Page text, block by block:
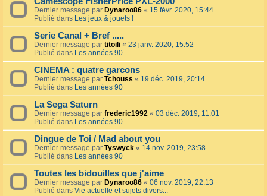
Dernier message par Dynaroo86 « 15 févr. 2020, 15:44
Publié dans Les jeux & jouets !
Serie Canal + Bref .....
Dernier message par titoili « 23 janv. 2020, 15:52
Publié dans Les années 90
CINEMA : quatre garcons
Dernier message par Tchouss « 19 déc. 2019, 20:14
Publié dans Les années 90
La Sega Saturn
Dernier message par frederic1992 « 03 déc. 2019, 11:01
Publié dans Les années 90
Dingue de Toi / Mad about you
Dernier message par Tyswyck « 14 nov. 2019, 23:58
Publié dans Les années 90
Toutes les bidouilles que j'aime
Dernier message par Dynaroo86 « 06 nov. 2019, 22:13
Publié dans Vie actuelle et sujets divers...